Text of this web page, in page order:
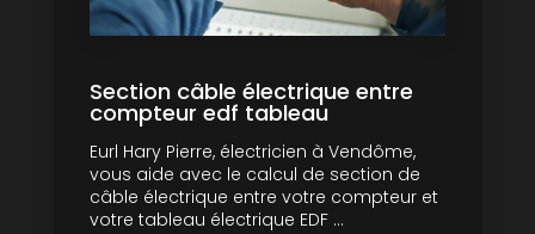
Section câble électrique entre
compteur edf tableau
Eurl Hary Pierre, électricien à Vendôme,
vous aide avec le calcul de section de
câble électrique entre votre compteur et
votre tableau électrique EDF ...